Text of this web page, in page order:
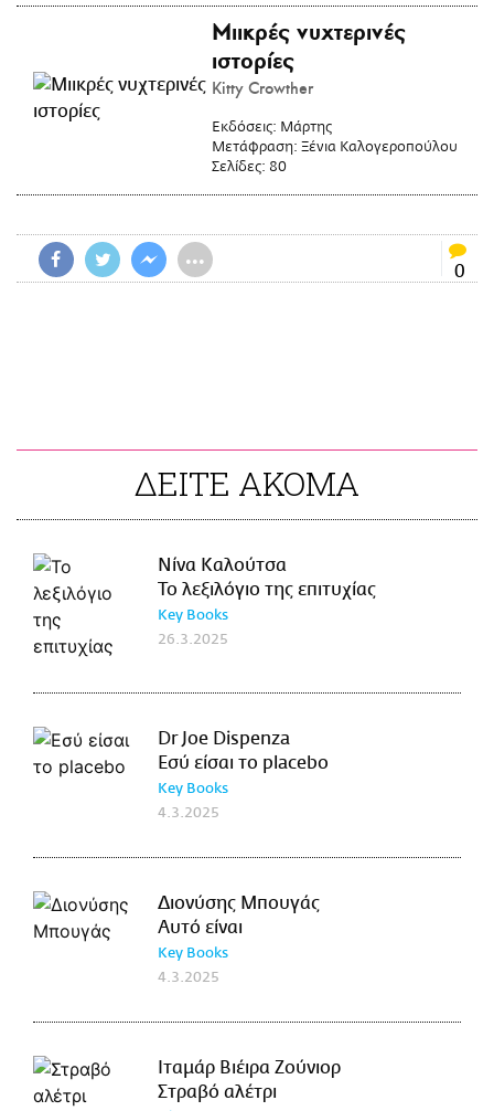
Μιικρές νυχτερινές
ιστορίες
Kitty Crowther
Εκδόσεις: Μάρτης
Μετάφραση: Ξένια Καλογεροπούλου
Σελίδες: 80
•••
0
ΔΕΙΤΕ ΑΚΟΜΑ
Νίνα Καλούτσα
Το λεξιλόγιο της επιτυχίας
Key Books
26.3.2025
Dr Joe Dispenza
Εσύ είσαι το placebo
Key Books
4.3.2025
Διονύσης Μπουγάς
Αυτό είναι
Key Books
4.3.2025
Ιταμάρ Βιέιρα Ζούνιορ
Στραβό αλέτρι